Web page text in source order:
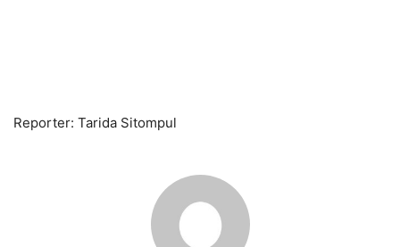
Reporter: Tarida Sitompul